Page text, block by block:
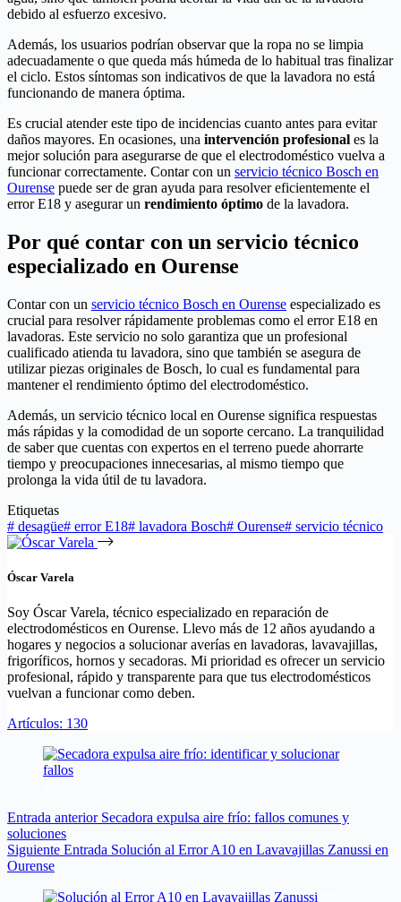
debido al esfuerzo excesivo.
Además, los usuarios podrían observar que la ropa no se limpia
adecuadamente o que queda más húmeda de lo habitual tras finalizar
el ciclo. Estos síntomas son indicativos de que la lavadora no está
funcionando de manera óptima.
Es crucial atender este tipo de incidencias cuanto antes para evitar
daños mayores. En ocasiones, una intervención profesional es la
mejor solución para asegurarse de que el electrodoméstico vuelva a
funcionar correctamente. Contar con un servicio técnico Bosch en
Ourense puede ser de gran ayuda para resolver eficientemente el
error E18 y asegurar un rendimiento óptimo de la lavadora.
Por qué contar con un servicio técnico
especializado en Ourense
Contar con un servicio técnico Bosch en Ourense especializado es
crucial para resolver rápidamente problemas como el error E18 en
lavadoras. Este servicio no solo garantiza que un profesional
cualificado atienda tu lavadora, sino que también se asegura de
utilizar piezas originales de Bosch, lo cual es fundamental para
mantener el rendimiento óptimo del electrodoméstico.
Además, un servicio técnico local en Ourense significa respuestas
más rápidas y la comodidad de un soporte cercano. La tranquilidad
de saber que cuentas con expertos en el terreno puede ahorrarte
tiempo y preocupaciones innecesarias, al mismo tiempo que
prolonga la vida útil de tu lavadora.
Etiquetas
# desagüe# error E18# lavadora Bosch# Ourense# servicio técnico
Óscar Varela
Soy Óscar Varela, técnico especializado en reparación de
electrodomésticos en Ourense. Llevo más de 12 años ayudando a
hogares y negocios a solucionar averías en lavadoras, lavavajillas,
frigoríficos, hornos y secadoras. Mi prioridad es ofrecer un servicio
profesional, rápido y transparente para que tus electrodomésticos
vuelvan a funcionar como deben.
Artículos: 130
Entrada anterior Secadora expulsa aire frío: fallos comunes y
soluciones
Siguiente Entrada Solución al Error A10 en Lavavajillas Zanussi en
Ourense